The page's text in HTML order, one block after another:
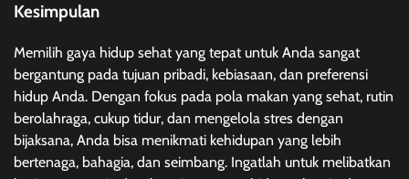
Kesimpulan
Memilih gaya hidup sehat yang tepat untuk Anda sangat
bergantung pada tujuan pribadi, kebiasaan, dan preferensi
hidup Anda. Dengan fokus pada pola makan yang sehat, rutin
berolahraga, cukup tidur, dan mengelola stres dengan
bijaksana, Anda bisa menikmati kehidupan yang lebih
bertenaga, bahagia, dan seimbang. Ingatlah untuk melibatkan